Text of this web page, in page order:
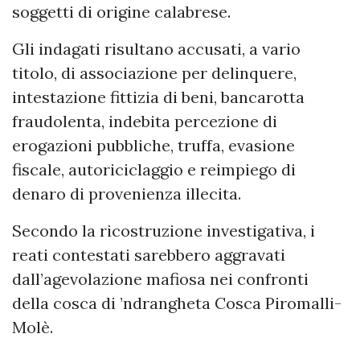
soggetti di origine calabrese.
Gli indagati risultano accusati, a vario
titolo, di associazione per delinquere,
intestazione fittizia di beni, bancarotta
fraudolenta, indebita percezione di
erogazioni pubbliche, truffa, evasione
fiscale, autoriciclaggio e reimpiego di
denaro di provenienza illecita.
Secondo la ricostruzione investigativa, i
reati contestati sarebbero aggravati
dall’agevolazione mafiosa nei confronti
della cosca di ’ndrangheta Cosca Piromalli-
Molè.